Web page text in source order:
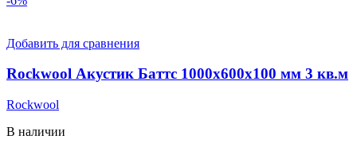
Добавить для сравнения
Rockwool Акустик Баттс 1000х600х100 мм 3 кв.м
Rockwool
В наличии